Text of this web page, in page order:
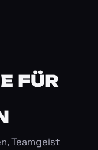
K
Teamgeist